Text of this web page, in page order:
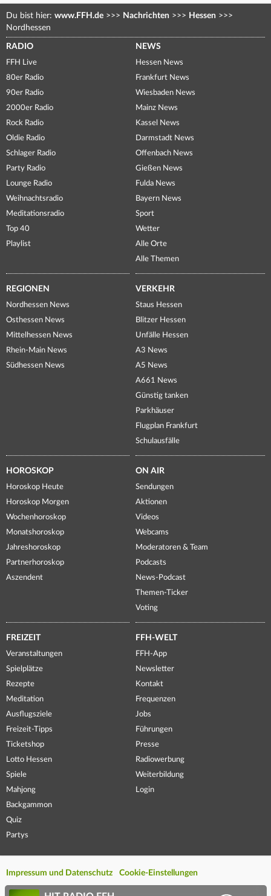
Du bist hier: www.FFH.de >>> Nachrichten >>> Hessen >>>
Nordhessen
RADIO
FFH Live
80er Radio
90er Radio
2000er Radio
Rock Radio
Oldie Radio
Schlager Radio
Party Radio
Lounge Radio
Weihnachtsradio
Meditationsradio
Top 40
Playlist
NEWS
Hessen News
Frankfurt News
Wiesbaden News
Mainz News
Kassel News
Darmstadt News
Offenbach News
Gießen News
Fulda News
Bayern News
Sport
Wetter
Alle Orte
Alle Themen
REGIONEN
Nordhessen News
Osthessen News
Mittelhessen News
Rhein-Main News
Südhessen News
VERKEHR
Staus Hessen
Blitzer Hessen
Unfälle Hessen
A3 News
A5 News
A661 News
Günstig tanken
Parkhäuser
Flugplan Frankfurt
Schulausfälle
HOROSKOP
Horoskop Heute
Horoskop Morgen
Wochenhoroskop
Monatshoroskop
Jahreshoroskop
Partnerhoroskop
Aszendent
ON AIR
Sendungen
Aktionen
Videos
Webcams
Moderatoren & Team
Podcasts
News-Podcast
Themen-Ticker
Voting
FREIZEIT
Veranstaltungen
Spielplätze
Rezepte
Meditation
Ausflugsziele
Freizeit-Tipps
Ticketshop
Lotto Hessen
Spiele
Mahjong
Backgammon
Quiz
Partys
FFH-WELT
FFH-App
Newsletter
Kontakt
Frequenzen
Jobs
Führungen
Presse
Radiowerbung
Weiterbildung
Login
Impressum und Datenschutz Cookie-Einstellungen